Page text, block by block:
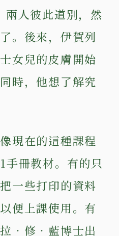
兩人彼此道別，然
。後來，伊賀列
女兒的皮膚開始
時，他想了解究
現在的這種課程
手冊教材。有的只
一些打印的資料
便上課使用。有
‧修‧藍博士出